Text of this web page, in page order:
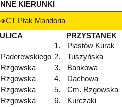
INNE KIERUNKI
CT Ptak Mandoria
ULICA
PRZYSTANEK
1.
Piastów Kurak
Paderewskiego 2.
Tuszyńska
Rzgowska
3.
Bankowa
Rzgowska
4.
Dachowa
Rzgowska
5.
Cm. Rzgowska
Rzgowska
6.
Kurczaki